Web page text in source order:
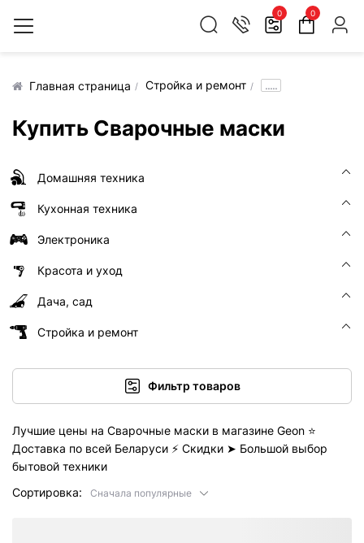
0 0
Главная страница Стройка и ремонт .....
Купить Сварочные маски
Домашняя техника
Кухонная техника
Электроника
Красота и уход
Дача, сад
Стройка и ремонт
Фильтр товаров
Лучшие цены на Сварочные маски в магазине Geon ⭐️
Доставка по всей Беларуси ⚡ Скидки ➤ Большой выбор
бытовой техники
Сортировка:
Сначала популярные